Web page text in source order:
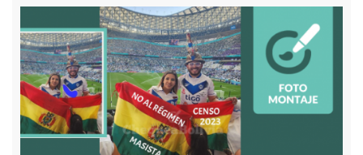
de
una
aprehensión
en
contra
de
Camacho
y
Calvo